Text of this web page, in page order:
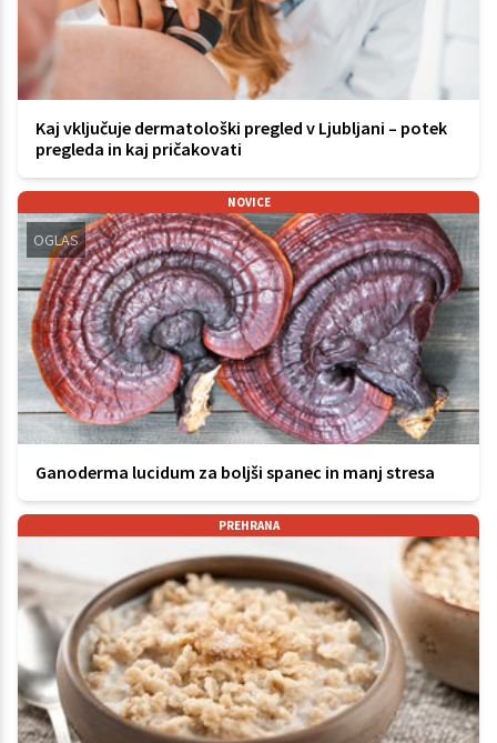
Kaj vključuje dermatološki pregled v Ljubljani – potek
pregleda in kaj pričakovati
NOVICE
OGLAS
Ganoderma lucidum za boljši spanec in manj stresa
PREHRANA